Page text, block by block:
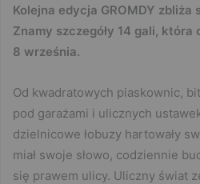
Kolejna edycja GROMDY
Znamy szczegóły 14 gali,
8 września.
Od kwadratowych piaskownic,
pod garażami i ulicznych
dzielnicowe łobuzy hartowały
miał swoje słowo, codziennie
się prawem ulicy. Uliczny świat